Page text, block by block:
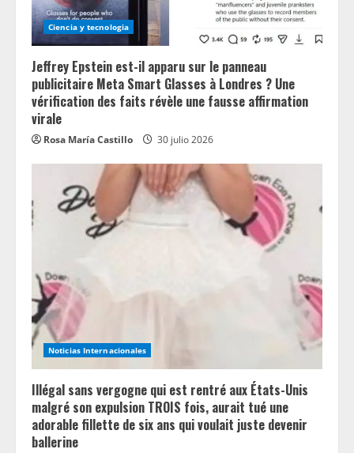
Ciencia y tecnologia
Jeffrey Epstein est-il apparu sur le panneau
publicitaire Meta Smart Glasses à Londres ? Une
vérification des faits révèle une fausse affirmation
virale
Rosa María Castillo 30 julio 2026
Noticias Internacionales
Illégal sans vergogne qui est rentré aux États-Unis
malgré son expulsion TROIS fois, aurait tué une
adorable fillette de six ans qui voulait juste devenir
ballerine